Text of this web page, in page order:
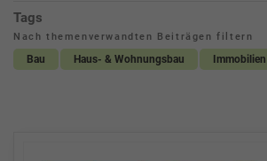
Tags
Nach themenverwandten Beiträgen filtern
Bau Haus- & Wohnungsbau Immobilien